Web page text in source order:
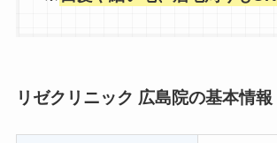
リゼクリニック 広島院の基本情報